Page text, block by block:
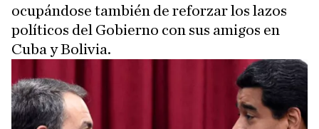
ocupándose también de reforzar los lazos
políticos del Gobierno con sus amigos en
Cuba y Bolivia.